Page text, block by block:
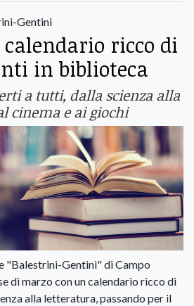
Gentini
ricco di
in biblioteca
a tutti, dalla scienza alla
cinema e ai giochi
"Balestrini-Gentini" di Campo
di marzo con un calendario ricco di
alla letteratura, passando per il